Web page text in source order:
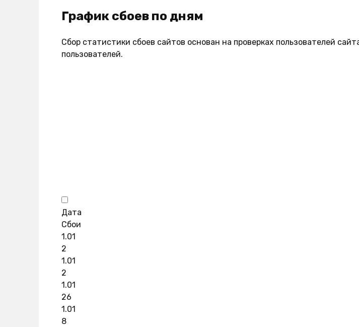
График сбоев по дням
Сбор статистики сбоев сайтов основан на проверках пользователей
пользователей.
Дата
Сбои
1.01
2
1.01
2
1.01
26
1.01
8